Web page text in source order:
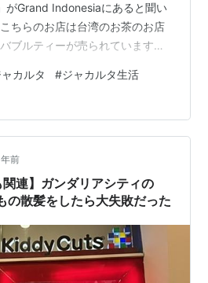
がGrand Indonesiaにあると聞い
ちらのお店は台湾のお茶のお店
ブルティーが売られています。
ても人気で行列ができていました
日曜日午後で6人程並んでいまし
たのは全員中華系でした。
ューはシンガポールと同じでし
カルタ #ジャカルタ生活
前
関連】ガンダリアシティの
散髪をしたら大失敗だった